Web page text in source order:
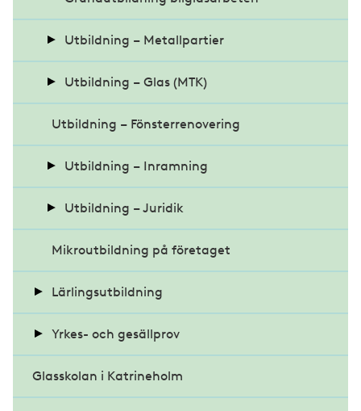
Utbildning – Metallpartier
Grundutbildning metallmontage
Teoretisk dörrmästarutbildning
Praktisk dörrmästarutbildning
Utbildning – Glas (MTK)
MTK Montage och brand
MTK Anvisningar
MTK 3
Utbildning – Fönsterrenovering
Utbildning – Inramning
Inramningsteknik Papperskonst
Stafflikonst och objekt
Montering av fotokonst
Utbildning – Juridik
Entreprenadjuridik - inriktning konsument
Praktisk arbetsrätt
Entreprenadjuridisk grundkurs
Fördjupningskurs Entreprenadjuridik
Mikroutbildning på företaget
Lärlingsutbildning
Registrering och handledarinfo
Bli handledare eller mäster
Lärlingscoachning
Yrkes- och gesällprov
Yrkesprov glasmästeri
Glasskolan i Katrineholm